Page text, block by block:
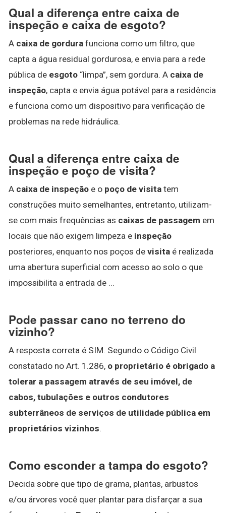
Qual a diferença entre caixa de
inspeção e caixa de esgoto?
A caixa de gordura funciona como um filtro, que
capta a água residual gordurosa, e envia para a rede
pública de esgoto “limpa”, sem gordura. A caixa de
inspeção, capta e envia água potável para a residência
e funciona como um dispositivo para verificação de
problemas na rede hidráulica.
Qual a diferença entre caixa de
inspeção e poço de visita?
A caixa de inspeção e o poço de visita tem
construções muito semelhantes, entretanto, utilizam-
se com mais frequências as caixas de passagem em
locais que não exigem limpeza e inspeção
posteriores, enquanto nos poços de visita é realizada
uma abertura superficial com acesso ao solo o que
impossibilita a entrada de ...
Pode passar cano no terreno do
vizinho?
A resposta correta é SIM. Segundo o Código Civil
constatado no Art. 1.286, o proprietário é obrigado a
tolerar a passagem através de seu imóvel, de
cabos, tubulações e outros condutores
subterrâneos de serviços de utilidade pública em
proprietários vizinhos.
Como esconder a tampa do esgoto?
Decida sobre que tipo de grama, plantas, arbustos
e/ou árvores você quer plantar para disfarçar a sua